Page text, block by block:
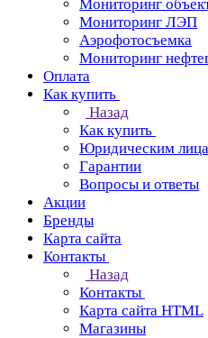
Мониторинг
Мониторинг ЛЭП
Аэрофотосъемка
Мониторинг
Оплата
Как купить
Назад
Как купить
Юридическим
Гарантии
Вопросы и ответы
Акции
Бренды
Карта сайта
Контакты
Назад
Контакты
Карта сайта HTML
Магазины